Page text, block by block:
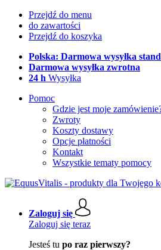
Przejdź do menu
do zawartości
Przejdź do koszyka
Polska: Darmowa wysyłka
Darmowa wysyłka zwrotna
24 h Wysyłka
Pomoc
Gdzie jest moje
Zwroty
Koszty dostawy
Opcje płatności
Kontakt
Wszystkie tematy pomocy
Zaloguj się
Zaloguj się teraz
Jesteś tu po raz pierwszy?